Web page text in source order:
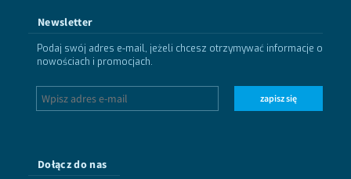
Newsletter
Podaj swój adres e-mail, jeżeli chcesz otrzymywać informacje o
nowościach i promocjach.
zapisz się
Dołącz do nas